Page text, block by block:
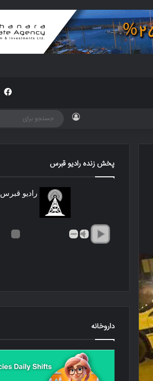
پخش زنده رادیو قبرس
رادیو قبرس
داروخانه